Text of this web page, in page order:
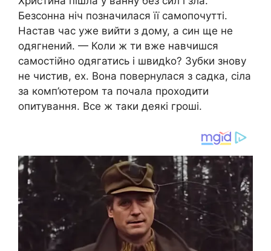
Безсонна ніч позначилася її самопочутті.
Настав час уже вийти з дому, а син ще не
одягнений. — Коли ж ти вже навчишся
самостійно одягатись і швидkо? Зубки знову
не чистив, ех. Вона повернулася з садка, сіла
за комп’ютером та почала проходити
опитування. Все ж таки деякі гроші.